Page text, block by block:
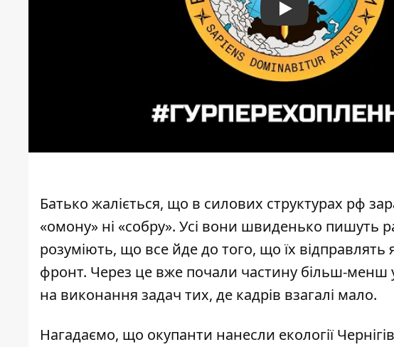
Play
Батько жаліється, що в силових структурах рф
«омону» ні «собру». Усі вони швиденько пишуть
розуміють, що все йде до того, що їх відправлять
фронт. Через це вже почали частину більш-менш
на виконання задач тих, де кадрів взагалі мало.
Нагадаємо, що окупанти нанесли екології